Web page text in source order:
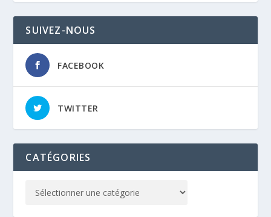
SUIVEZ-NOUS
FACEBOOK
TWITTER
CATÉGORIES